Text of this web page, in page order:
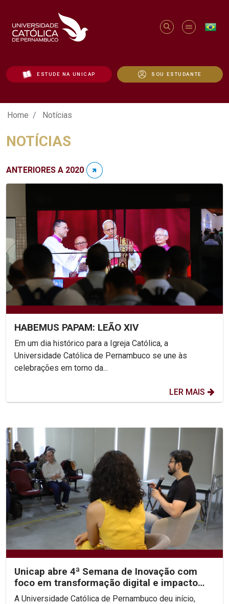
ESTUDE NA UNICAP SOU ESTUDANTE
Notícias - Unicap
Home Notícias
NOTÍCIAS
ANTERIORES A 2020
HABEMUS PAPAM: LEÃO XIV
Em um dia histórico para a Igreja Católica, a
Universidade Católica de Pernambuco se une às
celebrações em torno da...
LER MAIS
Unicap abre 4ª Semana de Inovação com
foco em transformação digital e impacto
social
A Universidade Católica de Pernambuco deu início,